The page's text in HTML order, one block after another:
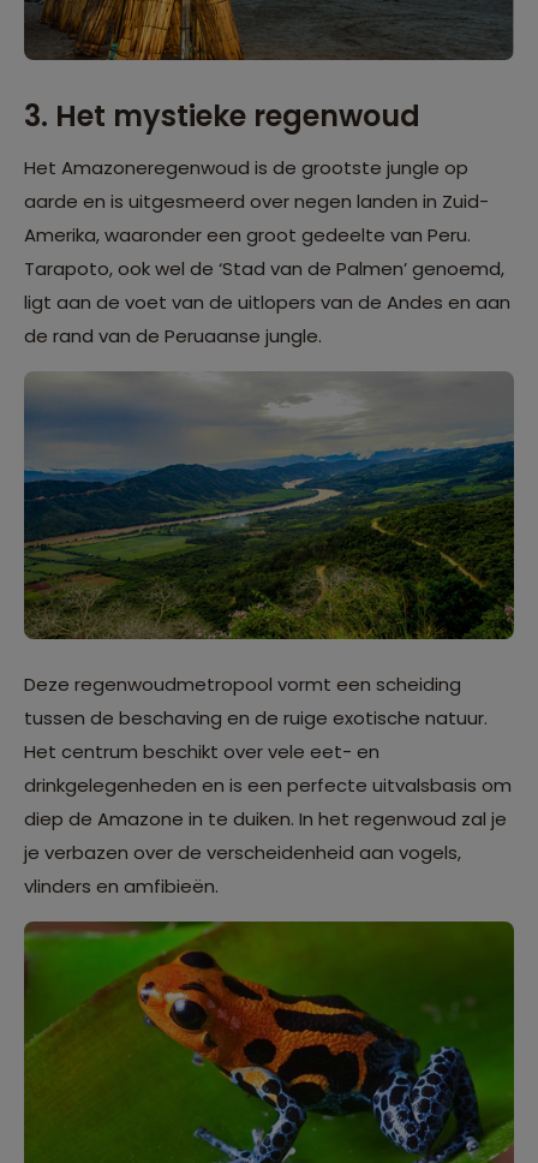
3. Het mystieke regenwoud
Het Amazoneregenwoud is de grootste jungle op
aarde en is uitgesmeerd over negen landen in Zuid-
Amerika, waaronder een groot gedeelte van Peru.
Tarapoto, ook wel de ‘Stad van de Palmen’ genoemd,
ligt aan de voet van de uitlopers van de Andes en aan
de rand van de Peruaanse jungle.
Deze regenwoudmetropool vormt een scheiding
tussen de beschaving en de ruige exotische natuur.
Het centrum beschikt over vele eet- en
drinkgelegenheden en is een perfecte uitvalsbasis om
diep de Amazone in te duiken. In het regenwoud zal je
je verbazen over de verscheidenheid aan vogels,
vlinders en amfibieën.